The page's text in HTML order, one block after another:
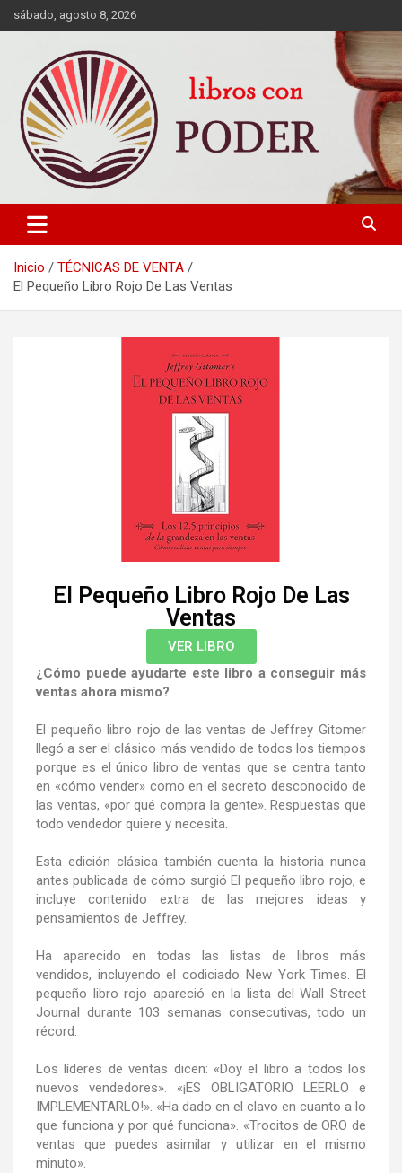
sábado, agosto 8, 2026
Libros con Poder
LIBROS DE CRECIMIENTO DESARROLLO PERSONAL FINANZAS
PERSONALES MOTIVACION AUTOAYUDA MEJORES RANKING
Inicio
TÉCNICAS DE VENTA
El Pequeño Libro Rojo De Las Ventas
El Pequeño Libro Rojo De Las
Ventas
VER LIBRO
¿Cómo puede ayudarte este libro a conseguir más
ventas ahora mismo?
El pequeño libro rojo de las ventas de Jeffrey Gitomer
llegó a ser el clásico más vendido de todos los tiempos
porque es el único libro de ventas que se centra tanto
en «cómo vender» como en el secreto desconocido de
las ventas, «por qué compra la gente». Respuestas que
todo vendedor quiere y necesita.
Esta edición clásica también cuenta la historia nunca
antes publicada de cómo surgió El pequeño libro rojo, e
incluye contenido extra de las mejores ideas y
pensamientos de Jeffrey.
Ha aparecido en todas las listas de libros más
vendidos, incluyendo el codiciado New York Times. El
pequeño libro rojo apareció en la lista del Wall Street
Journal durante 103 semanas consecutivas, todo un
récord.
Los líderes de ventas dicen: «Doy el libro a todos los
nuevos vendedores». «¡ES OBLIGATORIO LEERLO e
IMPLEMENTARLO!». «Ha dado en el clavo en cuanto a lo
que funciona y por qué funciona». «Trocitos de ORO de
ventas que puedes asimilar y utilizar en el mismo
minuto».